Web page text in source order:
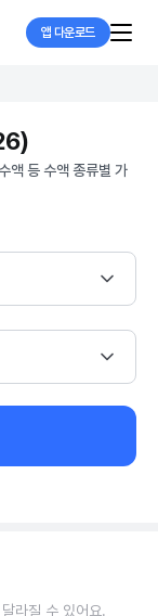
앱 다운로드
액 등 수액 종류별 가
라질 수 있어요.